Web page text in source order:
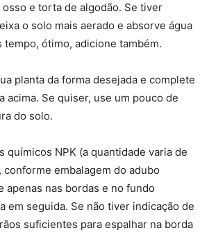
e torta de algodão. Se tiver
o solo mais aerado e absorve água
tempo, ótimo, adicione também.
planta da forma desejada e complete
acima. Se quiser, use um pouco de
do solo.
químicos NPK (a quantidade varia de
conforme embalagem do adubo
apenas nas bordas e no fundo
em seguida. Se não tiver indicação de
suficientes para espalhar na borda